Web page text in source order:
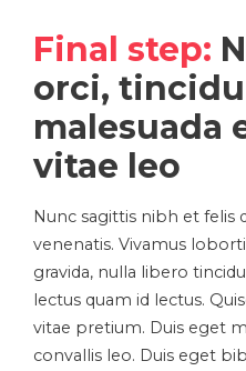
Final step:
orci,
malesuada
vitae leo
Nunc sagittis nibh et felis
venenatis. Vivamus
gravida, nulla libero
lectus quam id lectus.
vitae pretium. Duis eget
convallis leo. Duis eget